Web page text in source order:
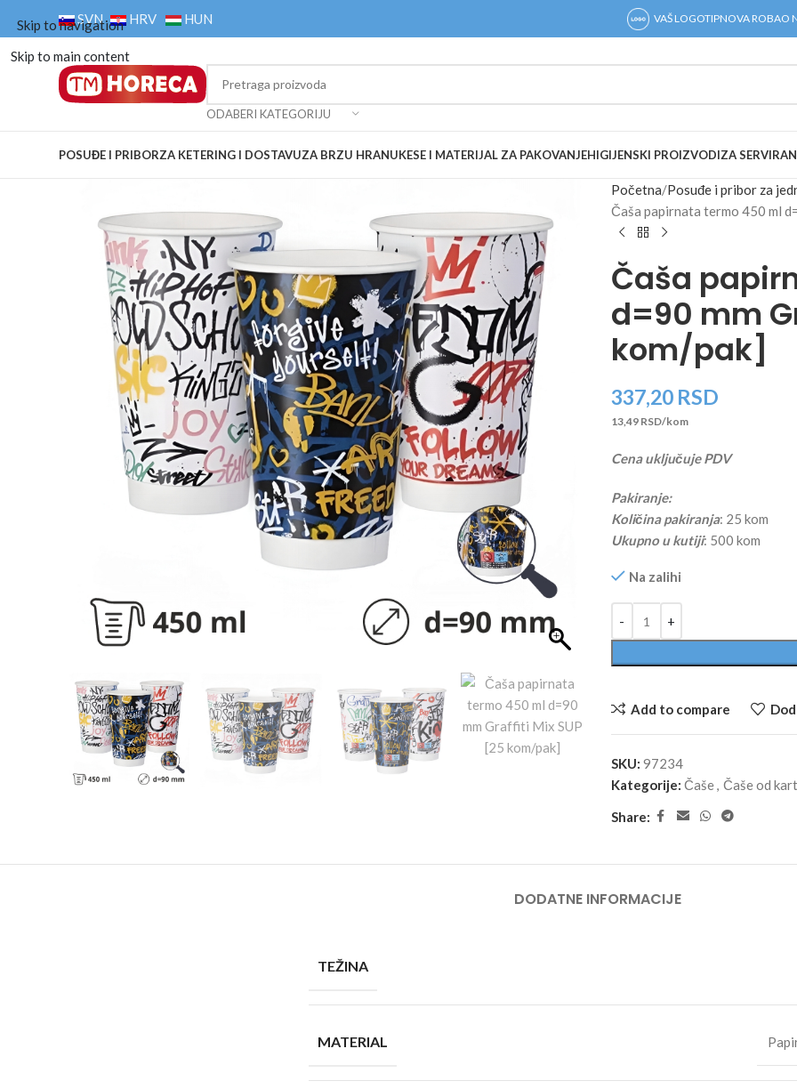
Skip to navigation
Skip to main content
SVN HRV HUN VAŠ LOGOTIPNOVA ROBAO
ODABERI KATEGORIJU
POSUĐE I PRIBORZA KETERING I DOSTAVUZA BRZU HRANUKESE I MATERIJAL ZA PAKOVANJEHIGIJENSKI PROIZVODIZA
Početna Posuđe i pribor za
Čaša papirnata termo 450 ml
Čaša
d=90 mm
kom/pak]
337,20 RSD
13,49 RSD/kom
Cena uključuje PDV
Pakiranje:
Količina pakiranja: 25 kom
Ukupno u kutiji: 500 kom
Na zalihi
Add to compare
SKU: 97234
Kategorije: Čaše, Čaše od
Share:
DODATNE INFORMACIJE
TEŽINA
MATERIAL